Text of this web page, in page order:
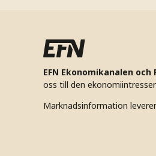
EFN Ekonomikanalen
oss till den
Marknadsinformation